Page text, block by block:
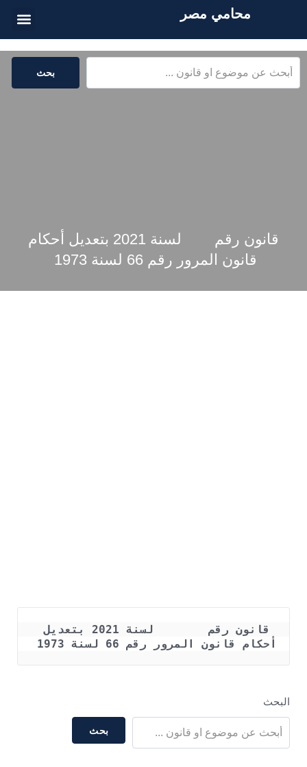
محامي مصر
بحث
قانون رقم لسنة 2021 بتعديل أحكام
قانون المرور رقم 66 لسنة 1973
قانون رقم        لسنة 2021 بتعديل
أحكام قانون المرور رقم 66 لسنة 1973
البحث
بحث